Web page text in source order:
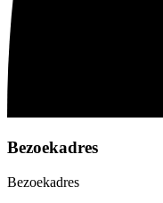
Bezoekadres
Bezoekadres